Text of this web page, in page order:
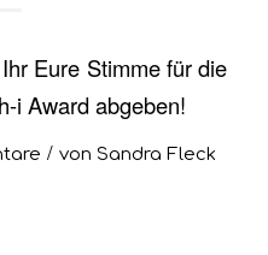
Eure Stimme für die
i Award abgeben!
/ vonSandra Fleck